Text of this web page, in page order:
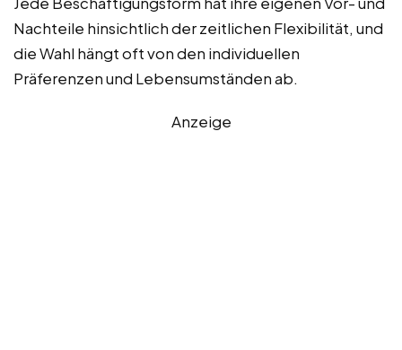
Nachteile hinsichtlich der zeitlichen Flexibilität, und
die Wahl hängt oft von den individuellen
Präferenzen und Lebensumständen ab.
Anzeige